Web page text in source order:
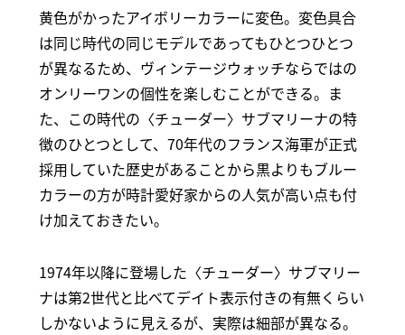
黄色がかったアイボリーカラーに変色。変色具合
は同じ時代の同じモデルであってもひとつひとつ
が異なるため、ヴィンテージウォッチならではの
オンリーワンの個性を楽しむことができる。ま
た、この時代の〈チューダー〉サブマリーナの特
徴のひとつとして、70年代のフランス海軍が正式
採用していた歴史があることから黒よりもブルー
カラーの方が時計愛好家からの人気が高い点も付
け加えておきたい。
1974年以降に登場した〈チューダー〉サブマリー
ナは第2世代と比べてデイト表示付きの有無くらい
しかないように見えるが、実際は細部が異なる。